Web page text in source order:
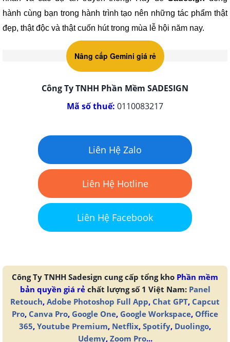
hành cùng bạn trong hành trình tạo nên những tác phẩm thật
đẹp, thật độc và thật cuốn hút trong mùa lễ hội năm nay.
Nâng cấp Gemini giá rẻ
Công Ty TNHH Phần Mềm SADESIGN
Mã số thuế: 0110083217
Liên Hệ Zalo
Liên Hệ Hotline
Liên Hệ Facebook
Công Ty TNHH Sadesign cung cấp tổng kho Phần mềm
bản quyền giá rẻchất lượng số 1 Việt Nam: Panel
Retouch, Adobe Photoshop Full App, Chat GPT, Capcut
Pro, Canva Pro, Google One, Google Workspace, Office
365, Youtube Premium, Netflix, Spotify, Duolingo,
Udemy, Zoom Pro...